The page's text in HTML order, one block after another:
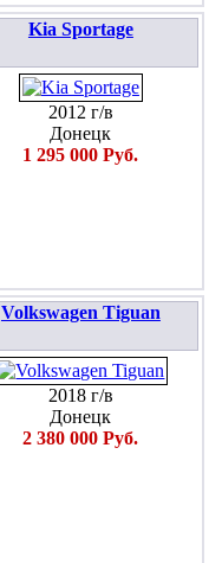
Kia Sportage
2012 г/в
Донецк
1 295 000 Руб.
Volkswagen Tiguan
2018 г/в
Донецк
2 380 000 Руб.